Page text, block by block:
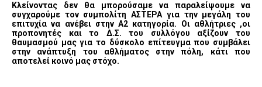
Κλείνοντας δεν θα μπορούσαμε να παραλείψουμε να
συγχαρούμε τον συμπολίτη ΑΣΤΕΡΑ για την μεγάλη του
επιτυχία να ανέβει στην Α2 κατηγορία. Οι αθλήτριες ,οι
προπονητές και το Δ.Σ. του συλλόγου αξίζουν του
θαυμασμού μας για το δύσκολο επίτευγμα που συμβάλει
στην ανάπτυξη του αθλήματος στην πόλη, κάτι που
αποτελεί κοινό μας στόχο.